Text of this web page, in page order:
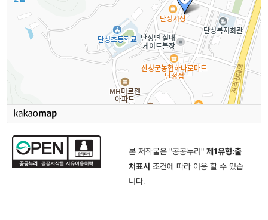
본 저작물은 "공공누리" 제1유형:출
처표시 조건에 따라 이용 할 수 있습
니다.